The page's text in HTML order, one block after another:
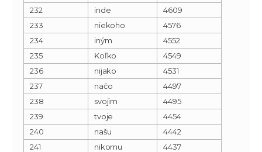
232
inde
4609
233
niekoho
4576
234
iným
4552
235
Koľko
4549
236
nijako
4531
237
načo
4497
238
svojim
4495
239
tvoje
4454
240
našu
4442
241
nikomu
4437